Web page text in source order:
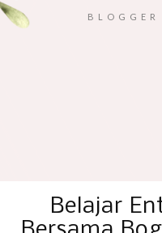
Belajar